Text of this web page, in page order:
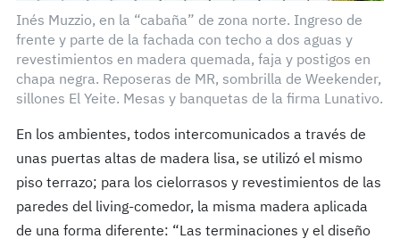
Inés Muzzio, en la “cabaña” de zona norte. Ingreso de
frente y parte de la fachada con techo a dos aguas y
revestimientos en madera quemada, faja y postigos en
chapa negra. Reposeras de MR, sombrilla de Weekender,
sillones El Yeite. Mesas y banquetas de la firma Lunativo.
En los ambientes, todos intercomunicados a través de
unas puertas altas de madera lisa, se utilizó el mismo
piso terrazo; para los cielorrasos y revestimientos de las
paredes del living-comedor, la misma madera aplicada
de una forma diferente: “Las terminaciones y el diseño